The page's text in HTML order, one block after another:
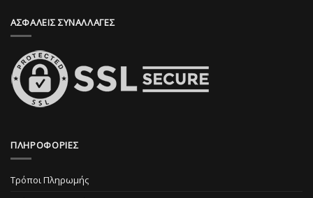
ΑΣΦΑΛΕΙΣ ΣΥΝΑΛΛΑΓΕΣ
ΠΛΗΡΟΦΟΡΙΕΣ
Τρόποι Πληρωμής